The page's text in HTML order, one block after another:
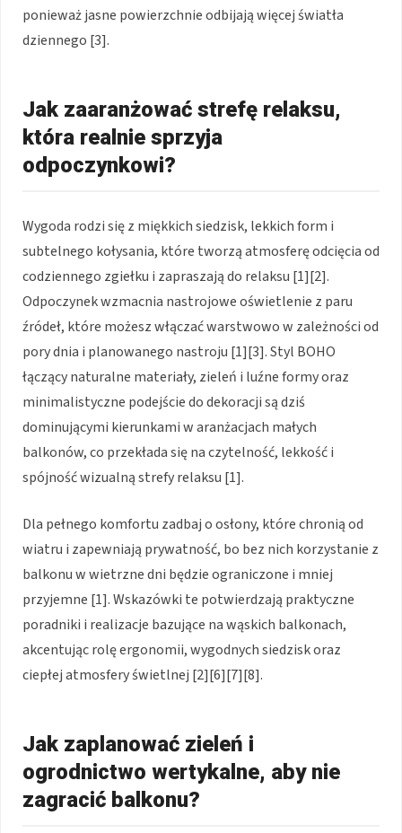
ponieważ jasne powierzchnie odbijają więcej światła
dziennego [3].
Jak zaaranżować strefę relaksu,
która realnie sprzyja
odpoczynkowi?
Wygoda rodzi się z miękkich siedzisk, lekkich form i
subtelnego kołysania, które tworzą atmosferę odcięcia od
codziennego zgiełku i zapraszają do relaksu [1][2].
Odpoczynek wzmacnia nastrojowe oświetlenie z paru
źródeł, które możesz włączać warstwowo w zależności od
pory dnia i planowanego nastroju [1][3]. Styl BOHO
łączący naturalne materiały, zieleń i luźne formy oraz
minimalistyczne podejście do dekoracji są dziś
dominującymi kierunkami w aranżacjach małych
balkonów, co przekłada się na czytelność, lekkość i
spójność wizualną strefy relaksu [1].
Dla pełnego komfortu zadbaj o osłony, które chronią od
wiatru i zapewniają prywatność, bo bez nich korzystanie z
balkonu w wietrzne dni będzie ograniczone i mniej
przyjemne [1]. Wskazówki te potwierdzają praktyczne
poradniki i realizacje bazujące na wąskich balkonach,
akcentując rolę ergonomii, wygodnych siedzisk oraz
ciepłej atmosfery świetlnej [2][6][7][8].
Jak zaplanować zieleń i
ogrodnictwo wertykalne, aby nie
zagracić balkonu?